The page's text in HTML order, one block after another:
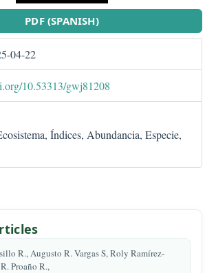
PDF (SPANISH)
04-22
10.53313/gwj81208
Índices, Abundancia, Especie,
R., Augusto R. Vargas S, Roly Ramírez-
Proaño R.,